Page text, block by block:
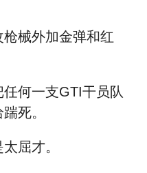
枪械外加金弹和红
何一支GTI干员队
死。
屈才。